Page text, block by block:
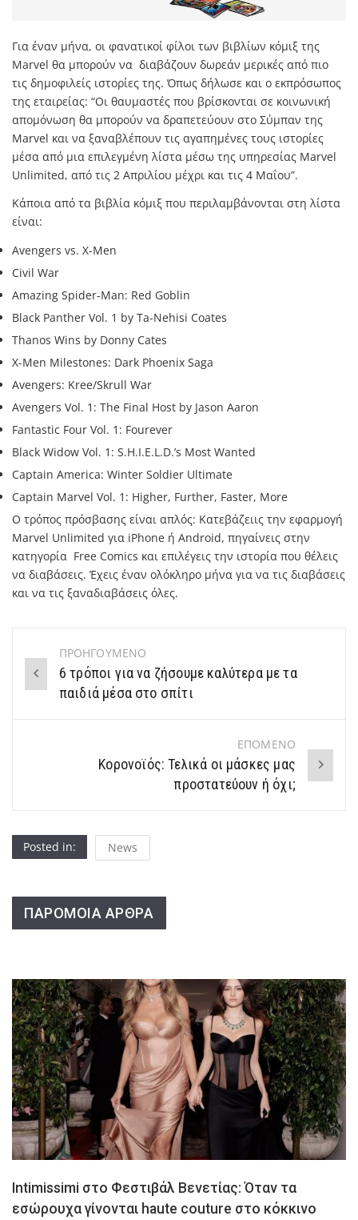
Για έναν μήνα, οι φανατικοί φίλοι των βιβλίων κόμιξ της
Marvel θα μπορούν να διαβάζουν δωρεάν μερικές από πιο
τις δημοφιλείς ιστορίες της. Όπως δήλωσε και ο εκπρόσωπος
της εταιρείας: “Οι θαυμαστές που βρίσκονται σε κοινωνική
απομόνωση θα μπορούν να δραπετεύουν στο Σύμπαν της
Marvel και να ξαναβλέπουν τις αγαπημένες τους ιστορίες
μέσα από μια επιλεγμένη λίστα μέσω της υπηρεσίας Marvel
Unlimited, από τις 2 Απριλίου μέχρι και τις 4 Μαΐου”.
Κάποια από τα βιβλία κόμιξ που περιλαμβάνονται στη λίστα
είναι:
Avengers vs. X-Men
Civil War
Amazing Spider-Man: Red Goblin
Black Panther Vol. 1 by Ta-Nehisi Coates
Thanos Wins by Donny Cates
X-Men Milestones: Dark Phoenix Saga
Avengers: Kree/Skrull War
Avengers Vol. 1: The Final Host by Jason Aaron
Fantastic Four Vol. 1: Fourever
Black Widow Vol. 1: S.H.I.E.L.D.’s Most Wanted
Captain America: Winter Soldier Ultimate
Captain Marvel Vol. 1: Higher, Further, Faster, More
Ο τρόπος πρόσβασης είναι απλός: Κατεβάζειις την εφαρμογή
Marvel Unlimited για iPhone ή Android, πηγαίνεις στην
κατηγορία Free Comics και επιλέγεις την ιστορία που θέλεις
να διαβάσεις. Έχεις έναν ολόκληρο μήνα για να τις διαβάσεις
και να τις ξαναδιαβάσεις όλες.
Post
navigation
ΠΡΟΗΓΟΥΜΕΝΟ
6 τρόποι για να ζήσουμε καλύτερα με τα
παιδιά μέσα στο σπίτι
ΕΠΟΜΕΝΟ
Κορονοϊός: Τελικά οι μάσκες μας
προστατεύουν ή όχι;
Posted in: News
ΠΑΡΟΜΟΙΑ ΑΡΘΡΑ
Intimissimi στο Φεστιβάλ Βενετίας: Όταν τα
εσώρουχα γίνονται haute couture στο κόκκινο